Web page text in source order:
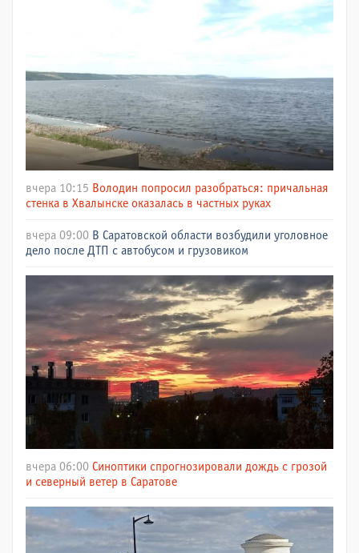
вчера 10:15 Володин попросил разобраться: причальная
стенка в Хвалынске оказалась в частных руках
вчера 09:00 В Саратовской области возбудили уголовное
дело после ДТП с автобусом и грузовиком
вчера 06:00 Синоптики спрогнозировали дождь с грозой
и северный ветер в Саратове